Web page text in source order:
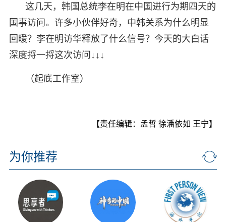
这几天，韩国总统李在明在中国进行为期四天的
国事访问。许多小伙伴好奇，中韩关系为什么明显
回暖？李在明访华释放了什么信号？今天的大白话
深度捋一捋这次访问↓↓↓
（起底工作室）
【责任编辑：孟哲 徐潘依如 王宁】
为你推荐